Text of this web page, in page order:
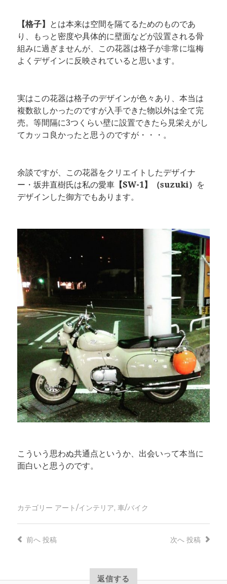
【格子】
とは本来は空間を隔てるためのものであ
り、もっと密度や具体的に壁面などが設置される骨
組みに過ぎませんが、この花器は格子が非常に塩梅
よくデザインに反映されていると思います。
実はこの花器は格子のデザインが色々あり、本当は
複数欲しかったのですが入手できた物以外は全て完
売。等間隔に3つくらい壁に設置できたら見栄えがし
てカッコ良かったと思うのですが・・・。
余談ですが、この花器をクリエイトしたデザイナ
ー・坂井直樹氏は私の愛車【SW-1】（suzuki） を
デザインした御方でもあります。
こういう思わぬ共通点というか、出会いって本当に
面白いと思うのです。
カテゴリー アート/インテリア, 車/バイク
次へ 投稿
前へ投稿
返信する